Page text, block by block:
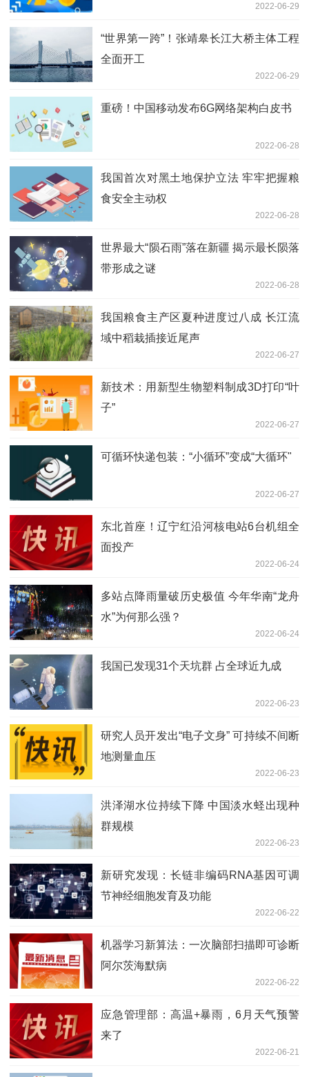
2022-06-29
“世界第一跨”！张靖皋长江大桥主体工程
全面开工
2022-06-29
重磅！中国移动发布6G网络架构白皮书
2022-06-28
我国首次对黑土地保护立法 牢牢把握粮
食安全主动权
2022-06-28
世界最大“陨石雨”落在新疆 揭示最长陨落
带形成之谜
2022-06-28
我国粮食主产区夏种进度过八成 长江流
域中稻栽插接近尾声
2022-06-27
新技术：用新型生物塑料制成3D打印“叶
子”
2022-06-27
可循环快递包装：“小循环”变成“大循环"
2022-06-27
东北首座！辽宁红沿河核电站6台机组全
面投产
2022-06-24
多站点降雨量破历史极值 今年华南“龙舟
水”为何那么强？
2022-06-24
我国已发现31个天坑群 占全球近九成
2022-06-23
研究人员开发出“电子文身” 可持续不间断
地测量血压
2022-06-23
洪泽湖水位持续下降 中国淡水蛏出现种
群规模
2022-06-23
新研究发现：长链非编码RNA基因可调
节神经细胞发育及功能
2022-06-22
机器学习新算法：一次脑部扫描即可诊断
阿尔茨海默病
2022-06-22
应急管理部：高温+暴雨，6月天气预警
来了
2022-06-21